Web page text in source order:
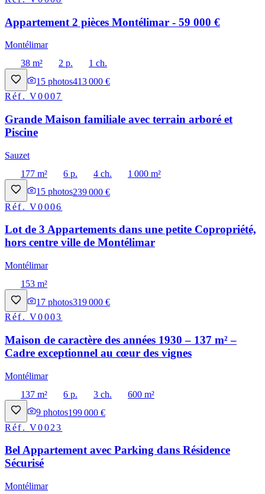
Appartement 2 pièces Montélimar - 59 000 €
Montélimar
38 m²
2 p.
1 ch.
15 photos413 000 €
Réf.V0007
Grande Maison familiale avec terrain arboré et
Piscine
Sauzet
177 m²
6 p. 4 ch.
1 000 m²
15 photos239 000 €
Réf.V0006
Lot de 3 Appartements dans une petite Copropriété,
hors centre ville de Montélimar
Montélimar
153 m²
17 photos319 000 €
Réf.V0003
Maison de caractère des années 1930 – 137 m² –
Cadre exceptionnel au cœur des vignes
Montélimar
137 m²
6 p. 3 ch.
600 m²
9 photos199 000 €
Réf.V0023
Bel Appartement avec Parking dans Résidence
Sécurisé
Montélimar